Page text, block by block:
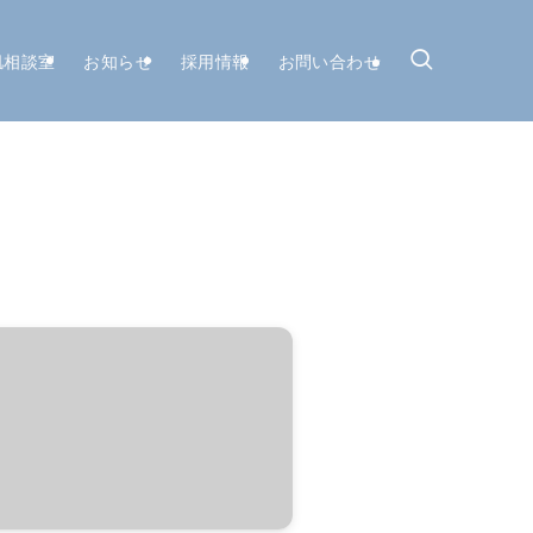
相談室 お知らせ 採用情報 お問い合わせ